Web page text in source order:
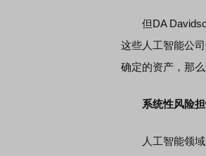
但DA Davidson
这些人工智能公
确定的资产，那
系统性风险担
人工智能领域